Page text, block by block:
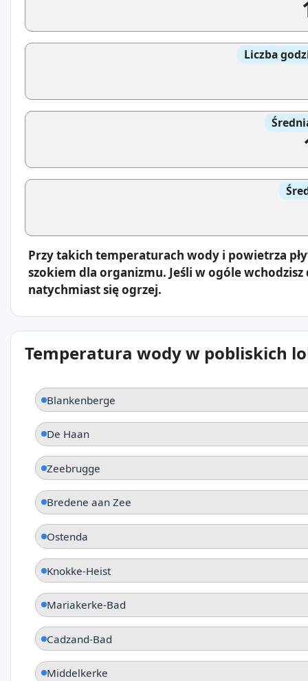
Liczba
Przy takich temperaturach wody i powietrza
szokiem dla organizmu. Jeśli w ogóle
natychmiast się ogrzej.
Temperatura wody w pobliskich
Blankenberge
De Haan
Zeebrugge
Bredene aan Zee
Ostenda
Knokke-Heist
Mariakerke-Bad
Cadzand-Bad
Middelkerke